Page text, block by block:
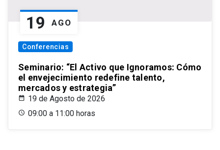
19 AGO
Conferencias
Seminario: “El Activo que Ignoramos: Cómo
el envejecimiento redefine talento,
mercados y estrategia”
19 de Agosto de 2026
09:00 a 11:00 horas